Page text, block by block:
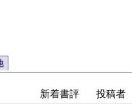
新着書評 投稿者